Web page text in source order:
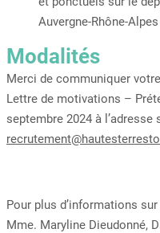
Auvergne-Rhône-Alpes
Modalités
Merci de communiquer
Lettre de motivations –
septembre 2024 à l’adresse
Pour plus d’informations
Mme. Maryline Dieudonné,